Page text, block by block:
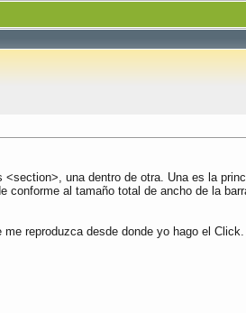
una dentro de otra. Una es la
al tamaño total de ancho de la
reproduzca desde donde yo hago el Click.